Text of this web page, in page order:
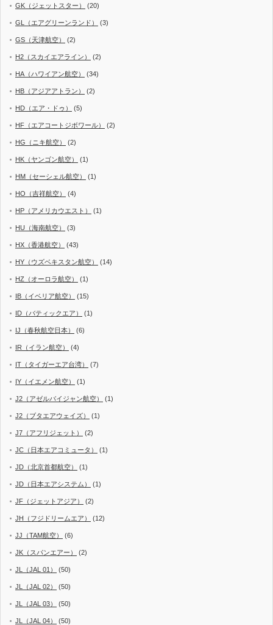
GK（ジェットスター） (20)
GL（エアグリーンランド） (3)
GS（天津航空） (2)
H2（スカイエアライン） (2)
HA（ハワイアン航空） (34)
HB（アジアアトラン） (2)
HD（エア・ドゥ） (5)
HF（エアコートジボワール） (2)
HG（ニキ航空） (2)
HK（ヤンゴン航空） (1)
HM（セーシェル航空） (1)
HO（吉祥航空） (4)
HP（アメリカウエスト） (1)
HU（海南航空） (3)
HX（香港航空） (43)
HY（ウズベキスタン航空） (14)
HZ（オーロラ航空） (1)
IB（イベリア航空） (15)
ID（バティックエア） (1)
IJ（春秋航空日本） (6)
IR（イラン航空） (4)
IT（タイガーエア台湾） (7)
IY（イエメン航空） (1)
J2（アゼルバイジャン航空） (1)
J2（ブタエアウェイズ） (1)
J7（アフリジェット） (2)
JC（日本エアコミュータ） (1)
JD（北京首都航空） (1)
JD（日本エアシステム） (1)
JF（ジェットアジア） (2)
JH（フジドリームエア） (12)
JJ（TAM航空） (6)
JK（スパンエアー） (2)
JL（JAL 01） (50)
JL（JAL 02） (50)
JL（JAL 03） (50)
JL（JAL 04） (50)